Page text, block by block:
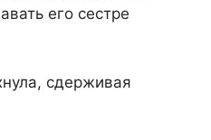
его сестре
сдерживая